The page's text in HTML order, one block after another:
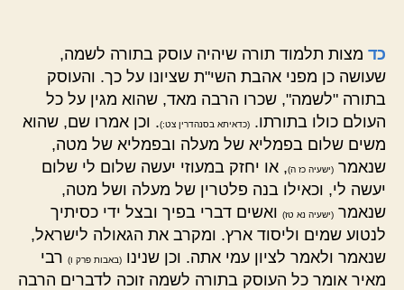
כד מצות תלמוד תורה שיהיה עוסק בתורה לשמה,
שעושה כן מפני אהבת השי"ת שציונו על כך. והעוסק
בתורה "לשמה", שכרו הרבה מאד, שהוא מגין על כל
העולם כולו בתורתו. (כדאיתא בסנהדרין צט:). וכן אמרו שם, שהוא
משים שלום בפמליא של מעלה ובפמליא של מטה,
שנאמר (ישעיה כז ה), או יחזק במעוזי יעשה שלום לי שלום
יעשה לי, וכאילו בנה פלטרין של מעלה ושל מטה,
שנאמר (ישעיה נא טז) ואשים דברי בפיך ובצל ידי כסיתיך
לנטוע שמים וליסוד ארץ. ומקרב את הגאולה לישראל,
שנאמר ולאמר לציון עמי אתה. וכן שנינו (באבות פרק ו) רבי
מאיר אומר כל העוסק בתורה לשמה זוכה לדברים הרבה